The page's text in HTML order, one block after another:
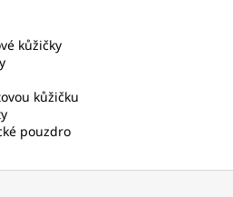
kůžičky
kůžičku
pouzdro